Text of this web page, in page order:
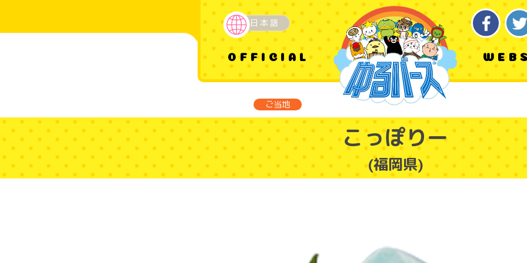
OFFICIAL
日本語
ご当地
こっぽりー
(福岡県)